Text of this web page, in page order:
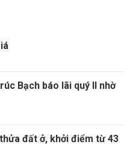
Bạch báo lãi quý II nhờ
đất ở, khởi điểm từ 43